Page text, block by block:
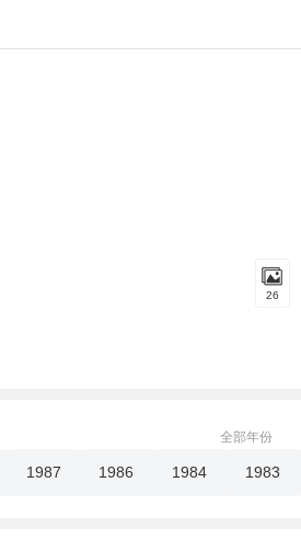
26
全部年份
1987 1986 1984 1983